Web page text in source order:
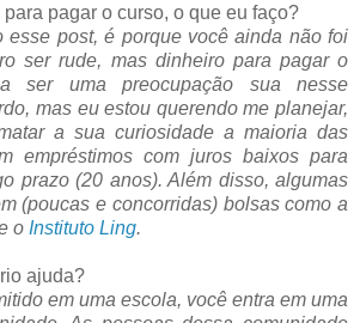
pagar o curso, o que eu faço?
esse post, é porque você ainda não foi
ser rude, mas dinheiro para pagar o
ser uma preocupação sua nesse
mas eu estou querendo me planejar,
a sua curiosidade a maioria das
empréstimos com juros baixos para
prazo (20 anos). Além disso, algumas
(poucas e concorridas) bolsas como a
o Instituto Ling.
ajuda?
em uma escola, você entra em uma